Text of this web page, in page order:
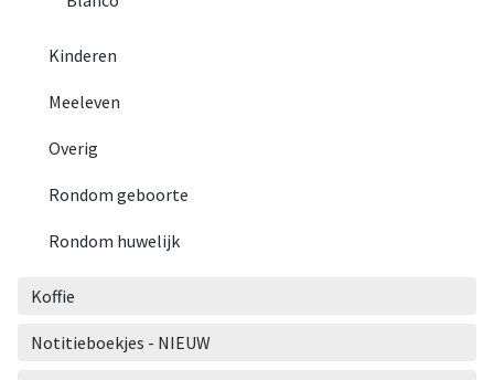
Kinderen
Meeleven
Overig
Rondom geboorte
Rondom huwelijk
Koffie
Notitieboekjes - NIEUW